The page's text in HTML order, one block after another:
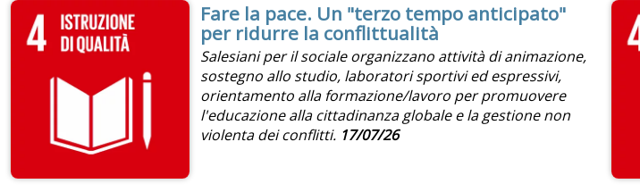
Fare la pace. Un "terzo tempo anticipato"
per ridurre la conflittualità
Salesiani per il sociale organizzano attività di animazione,
sostegno allo studio, laboratori sportivi ed espressivi,
orientamento alla formazione/lavoro per promuovere
l'educazione alla cittadinanza globale e la gestione non
violenta dei conflitti. 17/07/26